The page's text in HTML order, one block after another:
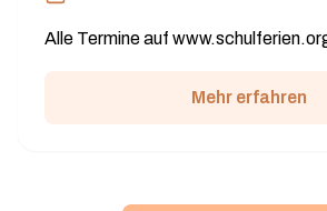
Alle Termine auf
Mehr erfahren